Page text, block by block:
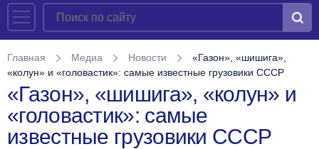
Главная Медиа Новости
«Газон», «шишига»,
«колун» и «головастик»: самые известные грузовики СССР
«Газон», «шишига», «колун» и
«головастик»: самые
известные грузовики СССР